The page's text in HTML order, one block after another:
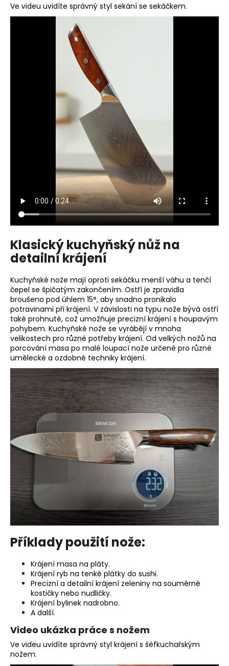
Ve videu uvidíte správný styl sekání se sekáčkem.
Klasický kuchyňský nůž na
detailní krájení
Kuchyňské nože mají oproti sekáčku menší váhu a tenčí
čepel se špičatým zakončením. Ostří je zpravidla
broušeno pod úhlem 15°, aby snadno pronikalo
potravinami při krájení. V závislosti na typu nože bývá ostří
také prohnuté, což umožňuje precizní krájení s houpavým
pohybem. Kuchyňské nože se vyrábějí v mnoha
velikostech pro různé potřeby krájení. Od velkých nožů na
porcování masa po malé loupací nože určené pro různé
umělecké a ozdobné techniky krájení.
Příklady použití nože:
Krájení masa na pláty.
Krájení ryb na tenké plátky do sushi.
Precizní a detailní krájení zeleniny na souměrné
kostičky nebo nudličky.
Krájení bylinek nadrobno.
A další.
Video ukázka práce s nožem
Ve videu uvidíte správný styl krájení s šéfkuchařským
nožem.